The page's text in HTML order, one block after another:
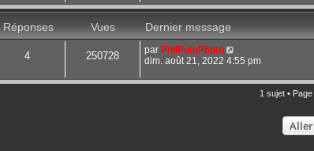
Réponses Vues
Dernier message
4 250728 par PhilPotoPhoto
dim. août 21, 2022 4:55 pm
1 sujet • Page
Aller